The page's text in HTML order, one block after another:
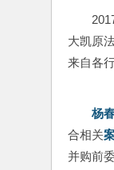
大凯原
来自各
杨
合相关
并购前